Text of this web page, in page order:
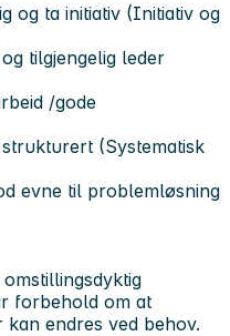
og ta initiativ (Initiativ og
tilgjengelig leder
/gode
(Systematisk
evne til problemløsning
forbehold om at
kan endres ved behov.